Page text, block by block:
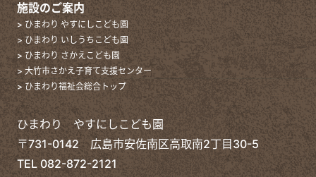
施設のご案内
> ひまわり やすにしこども園
> ひまわり いしうちこども園
> ひまわり さかえこども園
> 大竹市さかえ子育て支援センター
> ひまわり福祉会総合トップ
ひまわり やすにしこども園
〒731-0142 広島市安佐南区高取南2丁目30-5
TEL082-872-2121